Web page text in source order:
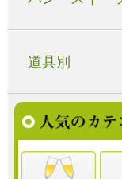
道具別